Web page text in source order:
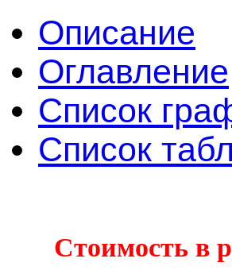
Описание
Оглавление
Список
Список
Стоимость в